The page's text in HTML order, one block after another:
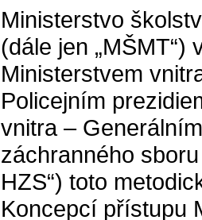
Ministerstvo
(dále jen
Ministerstvem
Policejním
vnitra –
záchranného
HZS“) toto
Koncepcí přístupu